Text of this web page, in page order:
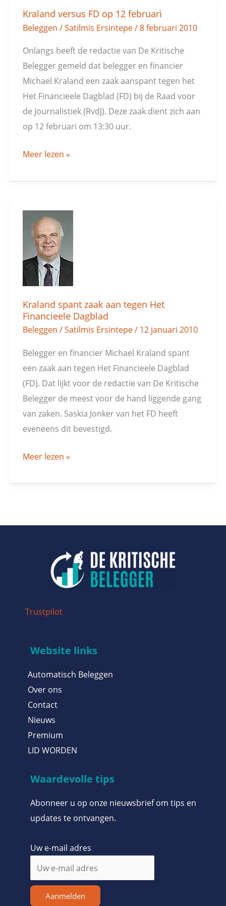
Kraland versus FD op 12 februari
Beleggen /Satilmis Ersintepe/8 februari 2010
Onlangs heeft de redactie van De Kritische
Belegger gemeld dat belegger en financier
Michael Kraland een zaak aanspant tegen het
Het Financieele Dagblad (FD) bij de Raad voor
de Journalistiek (RvdJ). Deze zaak dient zich aan
op 12 februari om 13:30 uur.
Kraland
versus
FD
op
12
februari
Meer lezen »
Kraland spant zaak aan tegen Het
Financieele Dagblad
Beleggen /Satilmis Ersintepe/ 12 januari 2010
Belegger en financier Michael Kraland spant
een zaak aan tegen Het Financieele Dagblad
(FD). Dat lijkt voor de redactie van De Kritische
Belegger de meest voor de hand liggende gang
van zaken. Saskia Jonker van het FD heeft
eveneens dit bevestigd.
Kraland
spant
zaak
aan
tegen
Financieele
Dagblad
Meer lezen »
Trustpilot
Website links
Automatisch Beleggen
Over ons
Contact
Nieuws
Premium
LID WORDEN
Waardevolle tips
Abonneer u op onze nieuwsbrief om tips en
updates te ontvangen.
Uw e-mail adres
Aanmelden